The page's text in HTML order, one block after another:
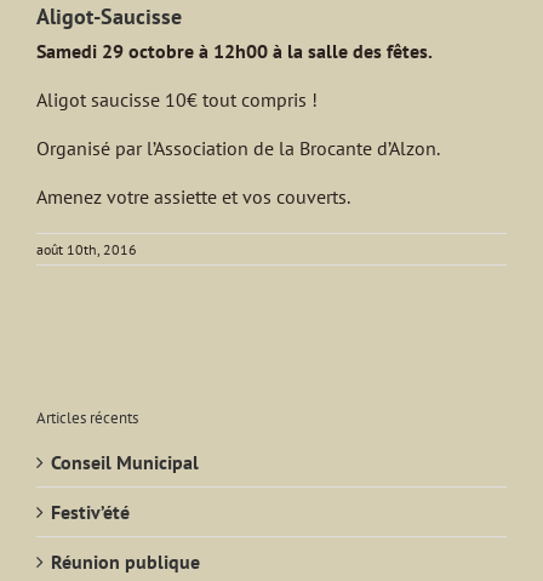
Aligot-Saucisse
Samedi 29 octobre à 12h00 à la salle des fêtes.
Aligot saucisse 10€ tout compris !
Organisé par l’Association de la Brocante d’Alzon.
Amenez votre assiette et vos couverts.
août 10th, 2016
Articles récents
Conseil Municipal
Festiv’été
Réunion publique